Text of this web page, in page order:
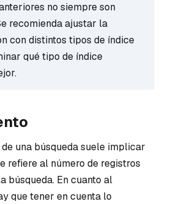
no siempre son
recomienda ajustar la
con distintos tipos de índice
qué tipo de índice
una búsqueda suele implicar
refiere al número de registros
búsqueda. En cuanto al
que tener en cuenta lo